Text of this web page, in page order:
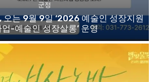
군정
오는 9월 9일 ‘2026 예술인 성장지원
업-예술인 성장살롱’ 운영